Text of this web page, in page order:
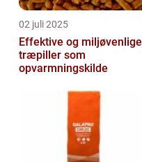
02 juli 2025
Effektive og miljøvenlige
træpiller som
opvarmningskilde